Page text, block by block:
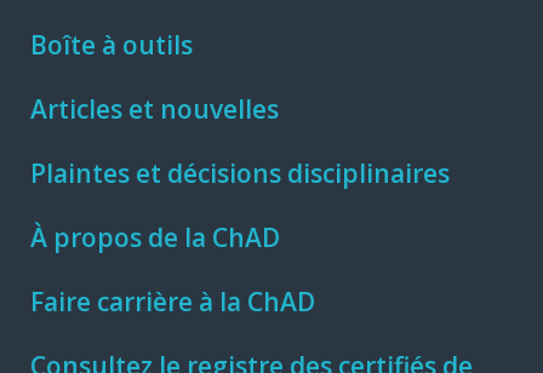
Boîte à outils
Articles et nouvelles
Plaintes et décisions disciplinaires
À propos de la ChAD
Faire carrière à la ChAD